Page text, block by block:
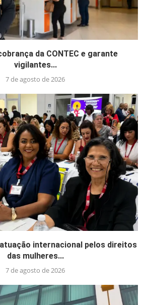
da CONTEC e garante
vigilantes...
7 de agosto de 2026
internacional pelos direitos
das mulheres...
7 de agosto de 2026